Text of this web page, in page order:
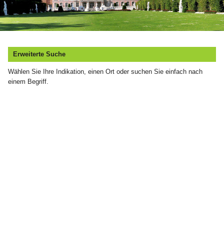
Erweiterte Suche
Wählen Sie Ihre Indikation, einen Ort oder suchen Sie einfach nach
einem Begriff.